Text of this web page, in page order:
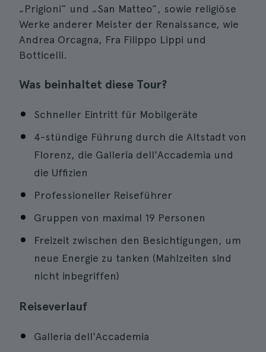
„Prigioni” und „San Matteo”, sowie religiöse
Werke anderer Meister der Renaissance, wie
Andrea Orcagna, Fra Filippo Lippi und
Botticelli.
Was beinhaltet diese Tour?
Schneller Eintritt für Mobilgeräte
4-stündige Führung durch die Altstadt von
Florenz, die Galleria dell'Accademia und
die Uffizien
Professioneller Reiseführer
Gruppen von maximal 19 Personen
Freizeit zwischen den Besichtigungen, um
neue Energie zu tanken (Mahlzeiten sind
nicht inbegriffen)
Reiseverlauf
Galleria dell'Accademia